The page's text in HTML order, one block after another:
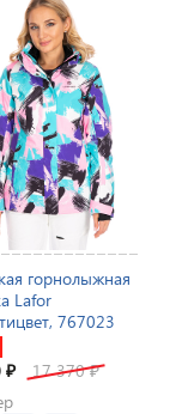
горнолыжная
Lafor
767023
₽ 17 370₽